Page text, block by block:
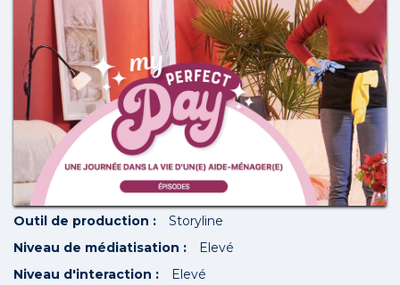
Outil de production :
Storyline
Niveau de médiatisation :
Elevé
Niveau d'interaction :
Elevé